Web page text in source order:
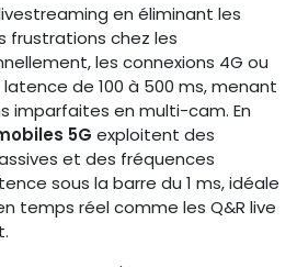
en éliminant les
frustrations chez les
les connexions 4G ou
de 100 à 500 ms, menant
imparfaites en multi-cam. En
5G exploitent des
et des fréquences
sous la barre du 1 ms, idéale
temps réel comme les Q&R live